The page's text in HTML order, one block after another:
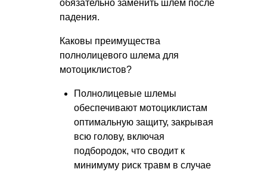
обязательно заменить шлем после
падения.
Каковы преимущества
полнолицевого шлема для
мотоциклистов?
Полнолицевые шлемы
обеспечивают мотоциклистам
оптимальную защиту, закрывая
всю голову, включая
подбородок, что сводит к
минимуму риск травм в случае